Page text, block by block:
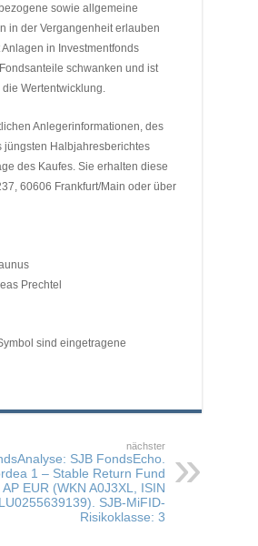
sowie allgemeine
in der Vergangenheit erlauben
in Investmentfonds
schwanken und ist
Wertentwicklung.
Anlegerinformationen, des
jüngsten Halbjahresberichtes
des Kaufes. Sie erhalten diese
60606 Frankfurt/Main oder über
Prechtel
sind eingetragene
nächster
SJB FondsEcho.
1 – Stable Return Fund
AP EUR (WKN A0J3XL, ISIN
LU0255639139). SJB-MiFID-
Risikoklasse: 3